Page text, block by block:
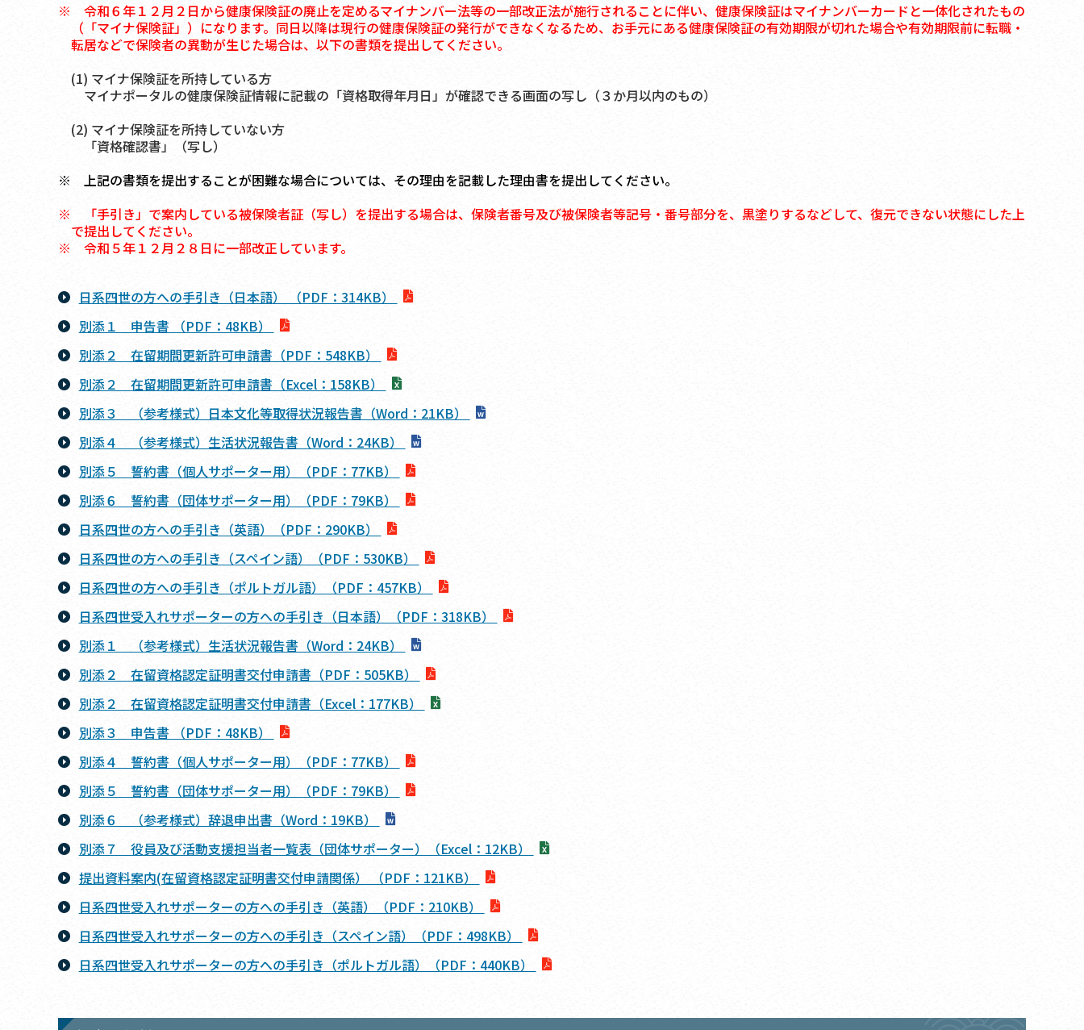
※ 令和６年１２月２日から健康保険証の廃止を定めるマイナンバー法等の一部改正法が施行されることに伴い、健康保険証はマイナンバーカードと一体化されたもの
（「マイナ保険証」）になります。同日以降は現行の健康保険証の発行ができなくなるため、お手元にある健康保険証の有効期限が切れた場合や有効期限前に転職・
転居などで保険者の異動が生じた場合は、以下の書類を提出してください。
(1) マイナ保険証を所持している方
マイナポータルの健康保険証情報に記載の「資格取得年月日」が確認できる画面の写し（３か月以内のもの）
(2) マイナ保険証を所持していない方
「資格確認書」（写し）
※ 上記の書類を提出することが困難な場合については、その理由を記載した理由書を提出してください。
※ 「手引き」で案内している被保険者証（写し）を提出する場合は、保険者番号及び被保険者等記号・番号部分を、黒塗りするなどして、復元できない状態にした上
で提出してください。
※ 令和５年１２月２８日に一部改正しています。
日系四世の方への手引き（日本語） （PDF：314KB）
別添１ 申告書 （PDF：48KB）
別添２ 在留期間更新許可申請書（PDF：548KB）
別添２ 在留期間更新許可申請書（Excel：158KB）
別添３ （参考様式）日本文化等取得状況報告書（Word：21KB）
別添４ （参考様式）生活状況報告書（Word：24KB）
別添５ 誓約書（個人サポーター用）（PDF：77KB）
別添６ 誓約書（団体サポーター用）（PDF：79KB）
日系四世の方への手引き（英語）（PDF：290KB）
日系四世の方への手引き（スペイン語）（PDF：530KB）
日系四世の方への手引き（ポルトガル語）（PDF：457KB）
日系四世受入れサポーターの方への手引き（日本語）（PDF：318KB）
別添１ （参考様式）生活状況報告書（Word：24KB）
別添２ 在留資格認定証明書交付申請書（PDF：505KB）
別添２ 在留資格認定証明書交付申請書（Excel：177KB）
別添３ 申告書 （PDF：48KB）
別添４ 誓約書（個人サポーター用）（PDF：77KB）
別添５ 誓約書（団体サポーター用）（PDF：79KB）
別添６ （参考様式）辞退申出書（Word：19KB）
別添７ 役員及び活動支援担当者一覧表（団体サポーター）（Excel：12KB）
提出資料案内(在留資格認定証明書交付申請関係） （PDF：121KB）
日系四世受入れサポーターの方への手引き（英語）（PDF：210KB）
日系四世受入れサポーターの方への手引き（スペイン語）（PDF：498KB）
日系四世受入れサポーターの方への手引き（ポルトガル語）（PDF：440KB）